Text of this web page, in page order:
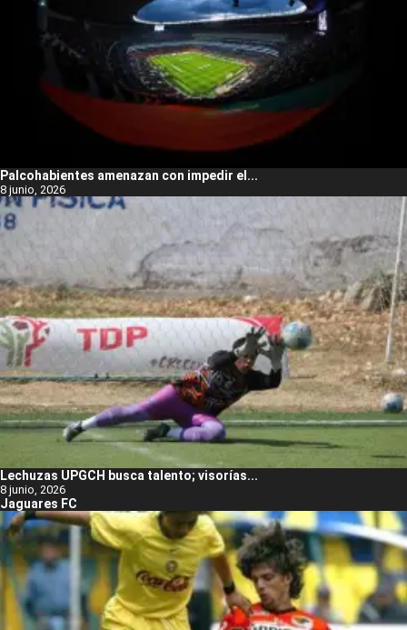
Palcohabientes amenazan con impedir el...
8 junio, 2026
Lechuzas UPGCH busca talento; visorías...
8 junio, 2026
Jaguares FC